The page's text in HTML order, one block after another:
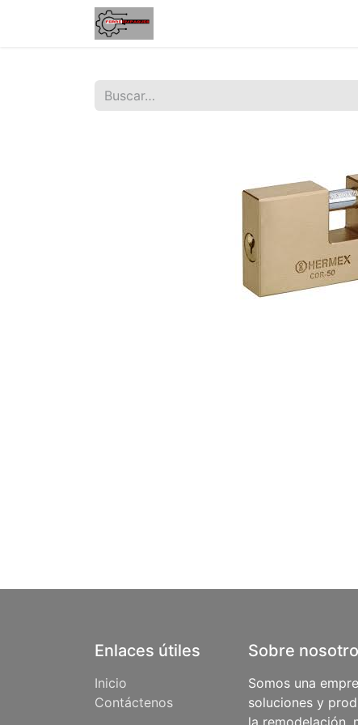
Enlaces útiles
Inicio
Contáctenos
Sobre
Somos una
soluciones y
la remodelación,